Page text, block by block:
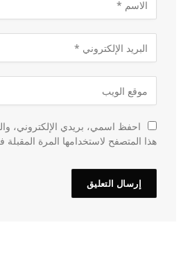
احفظ اسمي، بريدي الإلكتروني،
هذا المتصفح لاستخدامها المرة